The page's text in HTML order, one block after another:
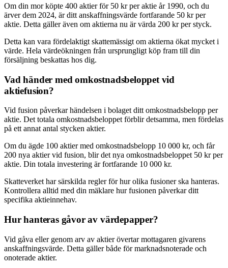
Om din mor köpte 400 aktier för 50 kr per aktie år 1990, och du
ärver dem 2024, är ditt anskaffningsvärde fortfarande 50 kr per
aktie. Detta gäller även om aktierna nu är värda 200 kr per styck.
Detta kan vara fördelaktigt skattemässigt om aktierna ökat mycket i
värde. Hela värdeökningen från ursprungligt köp fram till din
försäljning beskattas hos dig.
Vad händer med omkostnadsbeloppet vid
aktiefusion?
Vid fusion påverkar händelsen i bolaget ditt omkostnadsbelopp per
aktie. Det totala omkostnadsbeloppet förblir detsamma, men fördelas
på ett annat antal stycken aktier.
Om du ägde 100 aktier med omkostnadsbelopp 10 000 kr, och får
200 nya aktier vid fusion, blir det nya omkostnadsbeloppet 50 kr per
aktie. Din totala investering är fortfarande 10 000 kr.
Skatteverket har särskilda regler för hur olika fusioner ska hanteras.
Kontrollera alltid med din mäklare hur fusionen påverkar ditt
specifika aktieinnehav.
Hur hanteras gåvor av värdepapper?
Vid gåva eller genom arv av aktier övertar mottagaren givarens
anskaffningsvärde. Detta gäller både för marknadsnoterade och
onoterade aktier.